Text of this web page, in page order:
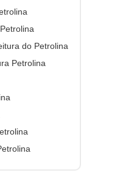
do Petrolina
Petrolina